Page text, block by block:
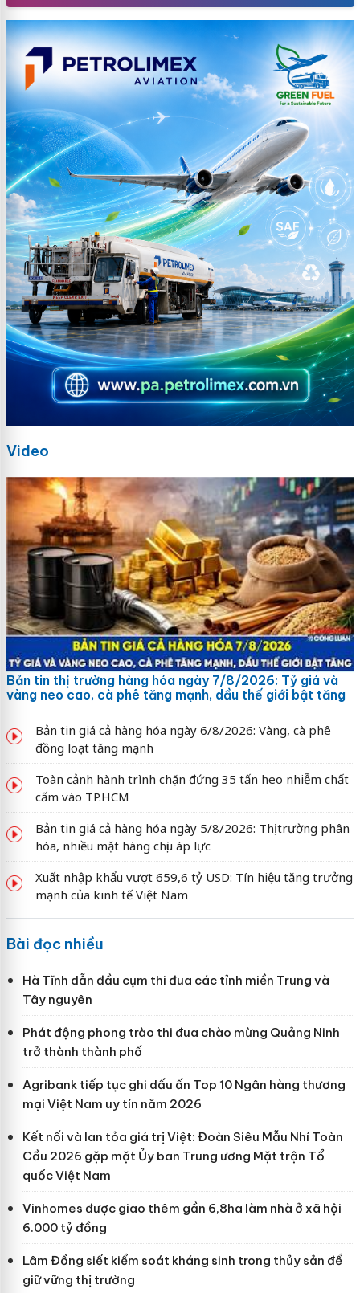
Video
Bản tin thị trường hàng hóa ngày 7/8/2026: Tỷ giá và
vàng neo cao, cà phê tăng mạnh, dầu thế giới bật tăng
Bản tin giá cả hàng hóa ngày 6/8/2026: Vàng, cà phê
đồng loạt tăng mạnh
Toàn cảnh hành trình chặn đứng 35 tấn heo nhiễm chất
cấm vào TP.HCM
Bản tin giá cả hàng hóa ngày 5/8/2026: Thị trường phân
hóa, nhiều mặt hàng chịu áp lực
Xuất nhập khẩu vượt 659,6 tỷ USD: Tín hiệu tăng trưởng
mạnh của kinh tế Việt Nam
Bài đọc nhiều
Hà Tĩnh dẫn đầu cụm thi đua các tỉnh miền Trung và
Tây nguyên
Phát động phong trào thi đua chào mừng Quảng Ninh
trở thành thành phố
Agribank tiếp tục ghi dấu ấn Top 10 Ngân hàng thương
mại Việt Nam uy tín năm 2026
Kết nối và lan tỏa giá trị Việt: Đoàn Siêu Mẫu Nhí Toàn
Cầu 2026 gặp mặt Ủy ban Trung ương Mặt trận Tổ
quốc Việt Nam
Vinhomes được giao thêm gần 6,8ha làm nhà ở xã hội
6.000 tỷ đồng
Lâm Đồng siết kiểm soát kháng sinh trong thủy sản để
giữ vững thị trường